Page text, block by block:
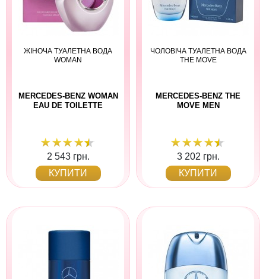
ЖІНОЧА ТУАЛЕТНА ВОДА
WOMAN
MERCEDES-BENZ WOMAN
EAU DE TOILETTE
2 543 грн.
КУПИТИ
ЧОЛОВІЧА ТУАЛЕТНА ВОДА
THE MOVE
MERCEDES-BENZ THE
MOVE MEN
3 202 грн.
КУПИТИ